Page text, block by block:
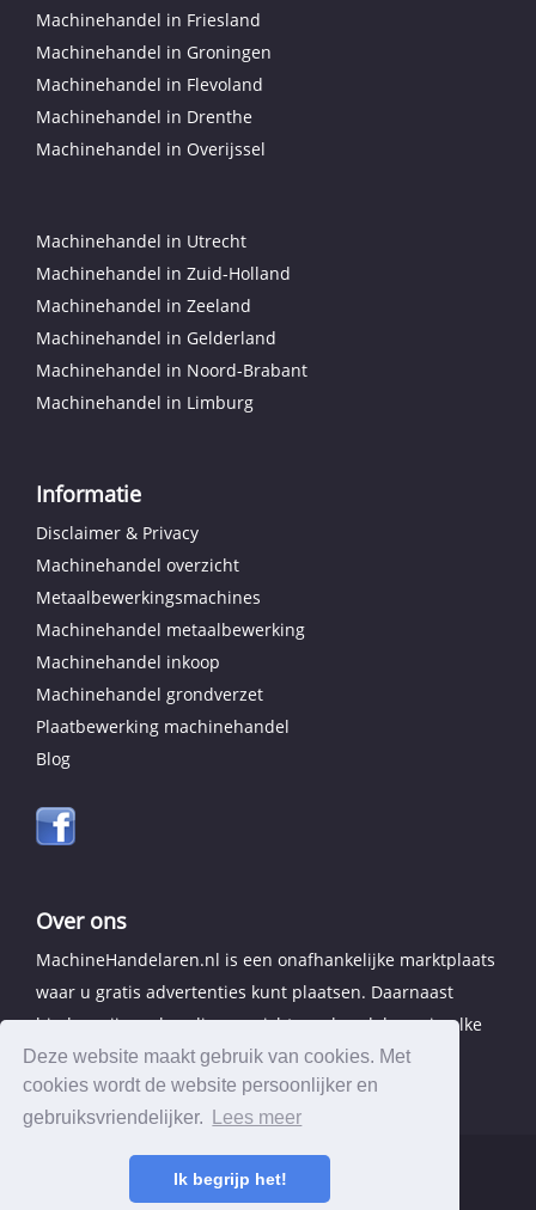
Deze website maakt gebruik van cookies. Met
cookies wordt de website persoonlijker en
gebruiksvriendelijker.
Lees meer
Ik begrijp het!
Machinehandel in Friesland
Machinehandel in Groningen
Machinehandel in Flevoland
Machinehandel in Drenthe
Machinehandel in Overijssel
Machinehandel in Utrecht
Machinehandel in Zuid-Holland
Machinehandel in Zeeland
Machinehandel in Gelderland
Machinehandel in Noord-Brabant
Machinehandel in Limburg
Informatie
Disclaimer & Privacy
Machinehandel overzicht
Metaalbewerkingsmachines
Machinehandel metaalbewerking
Machinehandel inkoop
Machinehandel grondverzet
Plaatbewerking machinehandel
Blog
Over ons
MachineHandelaren.nl is een onafhankelijke marktplaats
waar u gratis advertenties kunt plaatsen. Daarnaast
bieden wij een handig overzicht van handelaren in elke
provincie.